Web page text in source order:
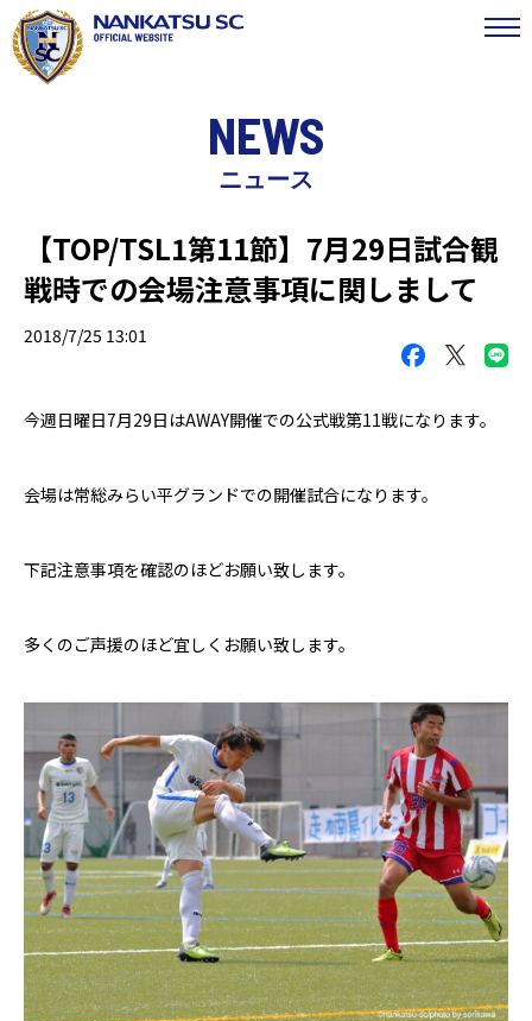
NEWS
ニュース
【TOP/TSL1第11節】7月29日試合観
戦時での会場注意事項に関しまして
2018/7/25 13:01
今週日曜日7月29日 はAWAY開催での公式戦第11戦になります。
会場は常総みらい平グランドでの開催試合になります。
下記注意事項を確認のほどお願い致します。
多くのご声援のほど宜しくお願い致します。